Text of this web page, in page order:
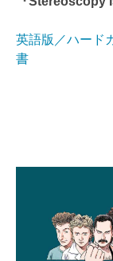
英語版／ハード
書